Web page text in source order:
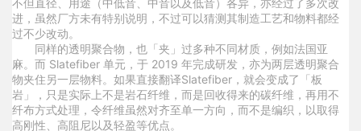
进，虽然厂方未有特别说明，不过可以猜测其制造工艺和物料都经
过不少改动。
同样的透明聚合物，也「夹」过多种不同材质，例如法国亚
麻。而 Slatefiber 单元，于 2019 年完成研发，亦为两层透明聚合
物夹住另一层物料。如果直接翻译Slatefiber，就会变成了「板
岩」，只是实际上不是岩石纤维，而是回收得来的碳纤维，再用不
纤布方式处理，令纤维虽然对齐至单一方向，而不是编织，以取得
高刚性、高阻尼以及轻盈等优点。